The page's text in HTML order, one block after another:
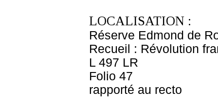
LOCALISATION :
Réserve Edmond de
Recueil : Révolution
L 497 LR
Folio 47
rapporté au recto